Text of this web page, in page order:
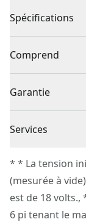
capacité
le manche
Coupes
coupe précise
Utilisation
télescopique
intégré pour
rangement
Spécifications
Type de produit
Sans fil ou avec fil
Source d’énergie
Outil Seulement
Type de moteur
Comprend
(1) Batterie aux
(1) Manche
(1) Clé
Garantie
Services
veuillez
Service à la
* * La tension
(mesurée à
est de 18
6 pi tenant le